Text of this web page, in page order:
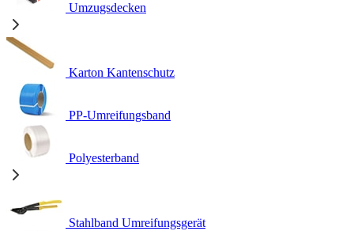
Umzugsdecken
Karton Kantenschutz
PP-Umreifungsband
Polyesterband
Stahlband Umreifungsgerät